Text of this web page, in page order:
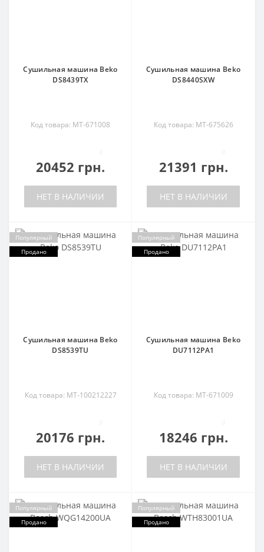
Сушильная машина Beko
DS8439TX
Код товара: MT-671008
20452 грн.
НЕТ В НАЛИЧИИ
Сушильная машина Beko
DS8440SXW
Код товара: MT-675626
21391 грн.
НЕТ В НАЛИЧИИ
Популярный
Продано
Сушильная машина Beko
DS8539TU
Код товара: MT-100212227
20176 грн.
НЕТ В НАЛИЧИИ
Популярный
Продано
Сушильная машина Beko
DU7112PA1
Код товара: MT-671009
18246 грн.
НЕТ В НАЛИЧИИ
Популярный
Продано
Популярный
Продано